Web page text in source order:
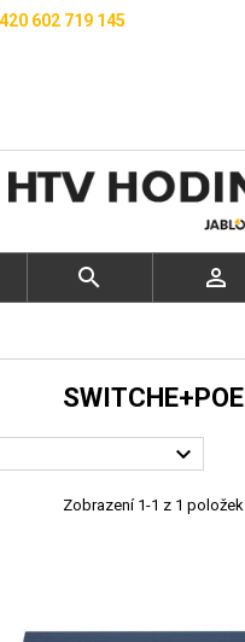
602 719 145
 
SWITCHE+POE

Zobrazení 1-1 z 1 položek